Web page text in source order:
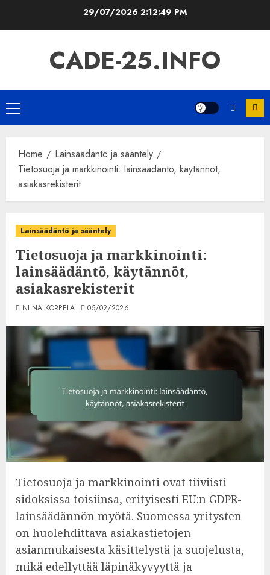
29/07/20262:12:51 PM
CADE-25.INFO
Primary
Menu
Home
Lainsäädäntö ja sääntely
Tietosuoja ja markkinointi: lainsäädäntö, käytännöt,
asiakasrekisterit
Lainsäädäntö ja sääntely
Tietosuoja ja markkinointi:
lainsäädäntö, käytännöt,
asiakasrekisterit
NIINA KORPELA 05/02/2026
Tietosuoja ja markkinointi ovat tiiviisti
sidoksissa toisiinsa, erityisesti EU:n GDPR-
lainsäädännön myötä. Suomessa yritysten
on huolehdittava asiakastietojen
asianmukaisesta käsittelystä ja suojelusta,
mikä edellyttää läpinäkyvyyttä ja